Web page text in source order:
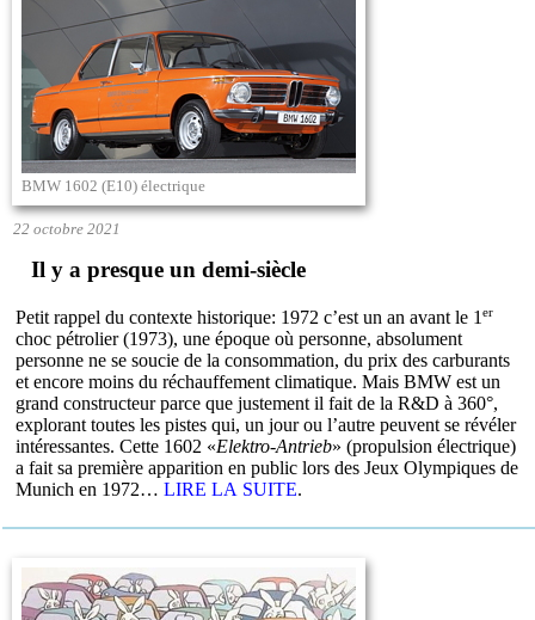
BMW 1602 (E10) électrique
22 octobre 2021
Il y a presque un demi-siècle
Petit rappel du contexte historique: 1972 c’est un an avant le 1er
choc pétrolier (1973), une époque où personne, absolument
personne ne se soucie de la consommation, du prix des carburants
et encore moins du réchauffement climatique. Mais BMW est un
grand constructeur parce que justement il fait de la R&D à 360°,
explorant toutes les pistes qui, un jour ou l’autre peuvent se révéler
intéressantes. Cette 1602 «Elektro-Antrieb» (propulsion électrique)
a fait sa première apparition en public lors des Jeux Olympiques de
Munich en 1972…LIRE LA SUITE.